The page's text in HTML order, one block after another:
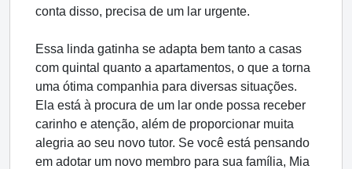
conta disso, precisa de um lar urgente.
Essa linda gatinha se adapta bem tanto a casas
com quintal quanto a apartamentos, o que a torna
uma ótima companhia para diversas situações.
Ela está à procura de um lar onde possa receber
carinho e atenção, além de proporcionar muita
alegria ao seu novo tutor. Se você está pensando
em adotar um novo membro para sua família, Mia